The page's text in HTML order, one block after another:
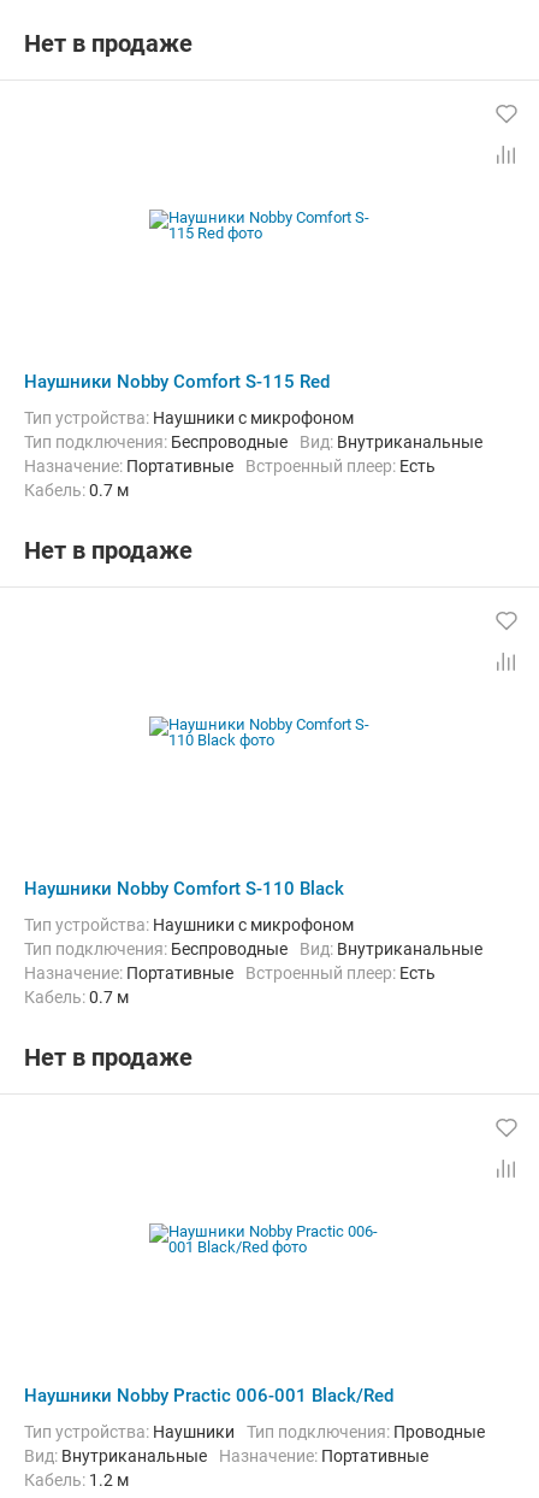
Нет в продаже
Наушники Nobby Comfort S-115 Red
Тип устройства: Наушники с микрофоном
Тип подключения: Беспроводные Вид: Внутриканальные
Назначение: Портативные Встроенный плеер: Есть
кабель:0.7 м
Нет в продаже
Наушники Nobby Comfort S-110 Black
Тип устройства: Наушники с микрофоном
Тип подключения: Беспроводные Вид: Внутриканальные
Назначение: Портативные Встроенный плеер: Есть
кабель:0.7 м
Нет в продаже
Наушники Nobby Practic 006-001 Black/Red
Тип устройства: Наушники Тип подключения: Проводные
Вид: Внутриканальные Назначение: Портативные
кабель: 1.2 м